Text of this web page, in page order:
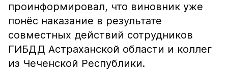
проинформировал, что виновник уже
понёс наказание в результате
совместных действий сотрудников
ГИБДД Астраханской области и коллег
из Чеченской Республики.